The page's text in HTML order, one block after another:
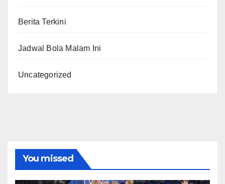
Berita Terkini
Jadwal Bola Malam Ini
Uncategorized
You missed